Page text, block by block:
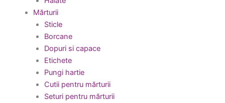
Mărturii
Sticle
Borcane
Dopuri si capace
Etichete
Pungi hartie
Cutii pentru mărturii
Seturi pentru mărturii